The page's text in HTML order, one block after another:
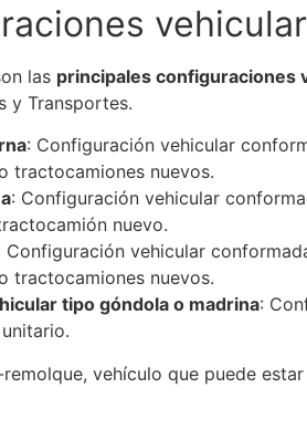
las principales configuraciones
y Transportes.
: Configuración vehicular
tractocamiones nuevos.
: Configuración vehicular
nuevo.
Configuración vehicular
tractocamiones nuevos.
tipo góndola o madrina:
remolque, vehículo que puede